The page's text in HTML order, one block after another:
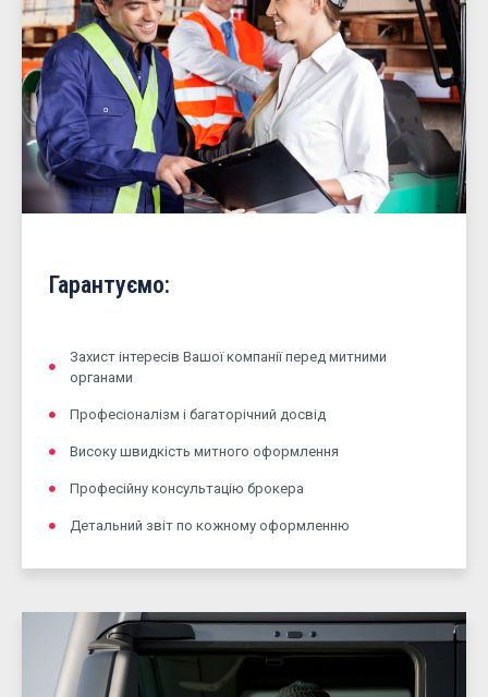
Гарантуємо:
Захист інтересів Вашої компанії перед митними
органами
Професіоналізм і багаторічний досвід
Високу швидкість митного оформлення
Професійну консультацію брокера
Детальний звіт по кожному оформленню